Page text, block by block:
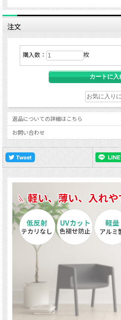
注文
購入数： 枚
返品についての詳細はこちら
お問い合わせ